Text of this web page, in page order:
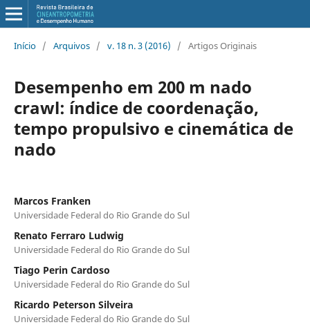
Início / Arquivos / v. 18 n. 3 (2016) / Artigos Originais
Desempenho em 200 m nado
crawl: índice de coordenação,
tempo propulsivo e cinemática de
nado
Marcos Franken
Universidade Federal do Rio Grande do Sul
Renato Ferraro Ludwig
Universidade Federal do Rio Grande do Sul
Tiago Perin Cardoso
Universidade Federal do Rio Grande do Sul
Ricardo Peterson Silveira
Universidade Federal do Rio Grande do Sul